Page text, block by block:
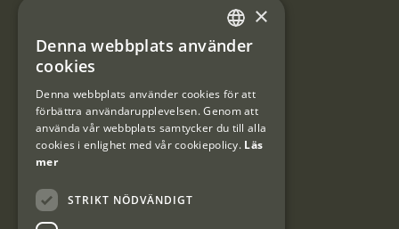
#Interjaktfamily
Kundklubb
Information om kundklubben.
SWEDISH
×
Denna webbplats använder
cookies
Denna webbplats använder cookies för att
förbättra användarupplevelsen. Genom att
använda vår webbplats samtycker du till alla
cookies i enlighet med vår cookiepolicy. Läs
mer
STRIKT NÖDVÄNDIGT